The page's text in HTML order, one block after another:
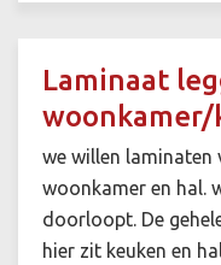
Laminaat
woonkamer/
we willen laminaten
woonkamer en hal.
doorloopt. De
hier zit keuken en